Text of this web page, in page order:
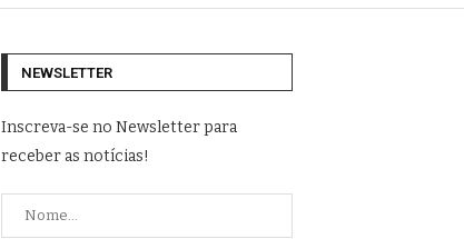
NEWSLETTER
Inscreva-se no Newsletter para
receber as notícias!